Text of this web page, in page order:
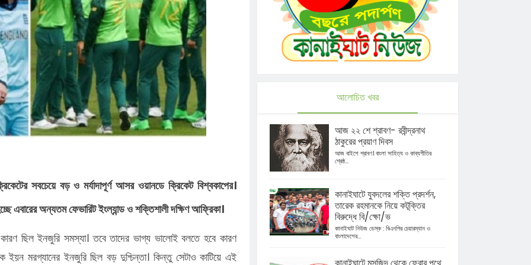
আসছেন
সমাবেশ,
আঁধারে
সবচেয়ে বড় ও মর্যাদাপূর্ণ আসর ওয়ানডে ক্রিকেট বিশ্বকাপের।
এবারের অন্যতম ফেভারিট ইংল্যান্ড ও শক্তিশালী দক্ষিণ আফ্রিকা।
কারণ ছিল ইনজুরি সমস্যা। তবে তাদের ভাগ্য ভালোই বলতে হবে কারণ
মরগ্যানের ইনজুরি ছিল বড় দুশ্চিন্তা। কিন্তু সেটাও কাটিয়ে এই
আলোচিত খবর
আজ ২২ শে শ্রাবণ- রবীন্দ্রনাথ
ঠাকুরের প্রয়াণ দিবস
আজ বাইশে শ্রাবণ। বাংলা সাহিত্য ও কাব্যগীতির
শ্রেষ্ঠ...
কানাইঘাটে যুবদলের শক্তি প্রদর্শন,
তারেক রহমানকে নিয়ে কটূক্তির
বিরুদ্ধে বি/ক্ষো/ভ
কানাইঘাট নিউজ ডেস্ক : বিএনপির চেয়ারম্যান ও
বাংলাদেশের...